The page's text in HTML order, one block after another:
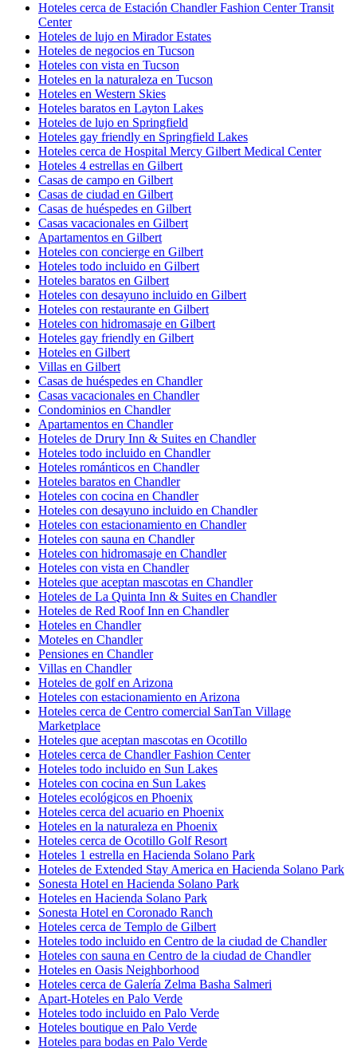
Hoteles cerca de Estación Chandler Fashion Center Transit
Center
Hoteles de lujo en Mirador Estates
Hoteles de negocios en Tucson
Hoteles con vista en Tucson
Hoteles en la naturaleza en Tucson
Hoteles en Western Skies
Hoteles baratos en Layton Lakes
Hoteles de lujo en Springfield
Hoteles gay friendly en Springfield Lakes
Hoteles cerca de Hospital Mercy Gilbert Medical Center
Hoteles 4 estrellas en Gilbert
Casas de campo en Gilbert
Casas de ciudad en Gilbert
Casas de huéspedes en Gilbert
Casas vacacionales en Gilbert
Apartamentos en Gilbert
Hoteles con concierge en Gilbert
Hoteles todo incluido en Gilbert
Hoteles baratos en Gilbert
Hoteles con desayuno incluido en Gilbert
Hoteles con restaurante en Gilbert
Hoteles con hidromasaje en Gilbert
Hoteles gay friendly en Gilbert
Hoteles en Gilbert
Villas en Gilbert
Casas de huéspedes en Chandler
Casas vacacionales en Chandler
Condominios en Chandler
Apartamentos en Chandler
Hoteles de Drury Inn & Suites en Chandler
Hoteles todo incluido en Chandler
Hoteles románticos en Chandler
Hoteles baratos en Chandler
Hoteles con cocina en Chandler
Hoteles con desayuno incluido en Chandler
Hoteles con estacionamiento en Chandler
Hoteles con sauna en Chandler
Hoteles con hidromasaje en Chandler
Hoteles con vista en Chandler
Hoteles que aceptan mascotas en Chandler
Hoteles de La Quinta Inn & Suites en Chandler
Hoteles de Red Roof Inn en Chandler
Hoteles en Chandler
Moteles en Chandler
Pensiones en Chandler
Villas en Chandler
Hoteles de golf en Arizona
Hoteles con estacionamiento en Arizona
Hoteles cerca de Centro comercial SanTan Village
Marketplace
Hoteles que aceptan mascotas en Ocotillo
Hoteles cerca de Chandler Fashion Center
Hoteles todo incluido en Sun Lakes
Hoteles con cocina en Sun Lakes
Hoteles ecológicos en Phoenix
Hoteles cerca del acuario en Phoenix
Hoteles en la naturaleza en Phoenix
Hoteles cerca de Ocotillo Golf Resort
Hoteles 1 estrella en Hacienda Solano Park
Hoteles de Extended Stay America en Hacienda Solano Park
Sonesta Hotel en Hacienda Solano Park
Hoteles en Hacienda Solano Park
Sonesta Hotel en Coronado Ranch
Hoteles cerca de Templo de Gilbert
Hoteles todo incluido en Centro de la ciudad de Chandler
Hoteles con sauna en Centro de la ciudad de Chandler
Hoteles en Oasis Neighborhood
Hoteles cerca de Galería Zelma Basha Salmeri
Apart-Hoteles en Palo Verde
Hoteles todo incluido en Palo Verde
Hoteles boutique en Palo Verde
Hoteles para bodas en Palo Verde